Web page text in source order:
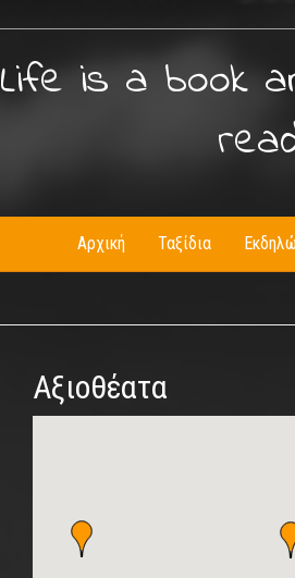
Life is a book
Αρχική Ταξίδια
Αξιοθέατα